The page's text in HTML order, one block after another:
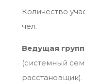
Количество
чел.
Ведущая
(системный
расстановщик).